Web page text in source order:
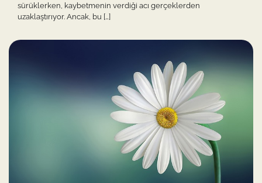
sürüklerken, kaybetmenin verdiği acı gerçeklerden
uzaklaştırıyor. Ancak, bu […]